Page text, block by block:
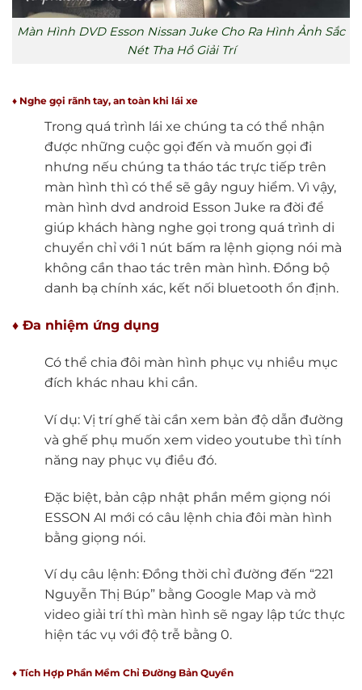
Màn Hình DVD Esson Nissan Juke Cho Ra Hình Ảnh Sắc
Nét Tha Hồ Giải Trí
♦ Nghe gọi rãnh tay, an toàn khi lái xe
Trong quá trình lái xe chúng ta có thể nhận
được những cuộc gọi đến và muốn gọi đi
nhưng nếu chúng ta tháo tác trực tiếp trên
màn hình thì có thể sẽ gây nguy hiểm. Vì vậy,
màn hình dvd android Esson Juke ra đời để
giúp khách hàng nghe gọi trong quá trình di
chuyển chỉ với 1 nút bấm ra lệnh giọng nói mà
không cần thao tác trên màn hình. Đồng bộ
danh bạ chính xác, kết nối bluetooth ổn định.
♦ Đa nhiệm ứng dụng
Có thể chia đôi màn hình phục vụ nhiều mục
đích khác nhau khi cần.
Ví dụ: Vị trí ghế tài cần xem bản độ dẫn đường
và ghế phụ muốn xem video youtube thì tính
năng nay phục vụ điều đó.
Đặc biệt, bản cập nhật phần mềm giọng nói
ESSON AI mới có câu lệnh chia đôi màn hình
bằng giọng nói.
Ví dụ câu lệnh: Đồng thời chỉ đường đến “221
Nguyễn Thị Búp” bằng Google Map và mở
video giải trí thì màn hình sẽ ngay lập tức thực
hiện tác vụ với độ trễ bằng 0.
♦ Tích Hợp Phần Mềm Chỉ Đường Bản Quyền